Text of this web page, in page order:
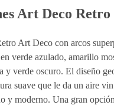
Art Deco
Art Deco con arcos
verde azulado, amarillo
y verde oscuro. El diseño
suave que le da un aire
y moderno. Una gran